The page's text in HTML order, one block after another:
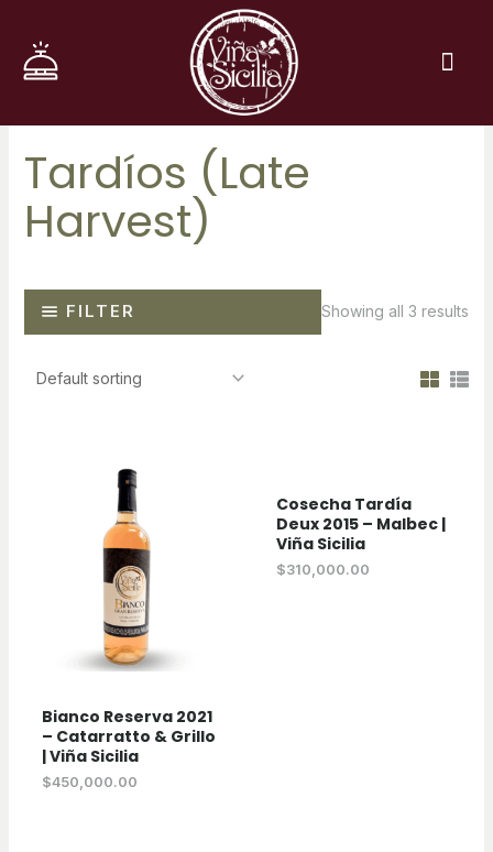
contenido
Tardíos (Late
Harvest)
FILTER Showing all 3 results
Bianco Reserva 2021
– Catarratto & Grillo
| Viña Sicilia
$450,000.00
Cosecha Tardía
Deux 2015 – Malbec |
Viña Sicilia
$310,000.00